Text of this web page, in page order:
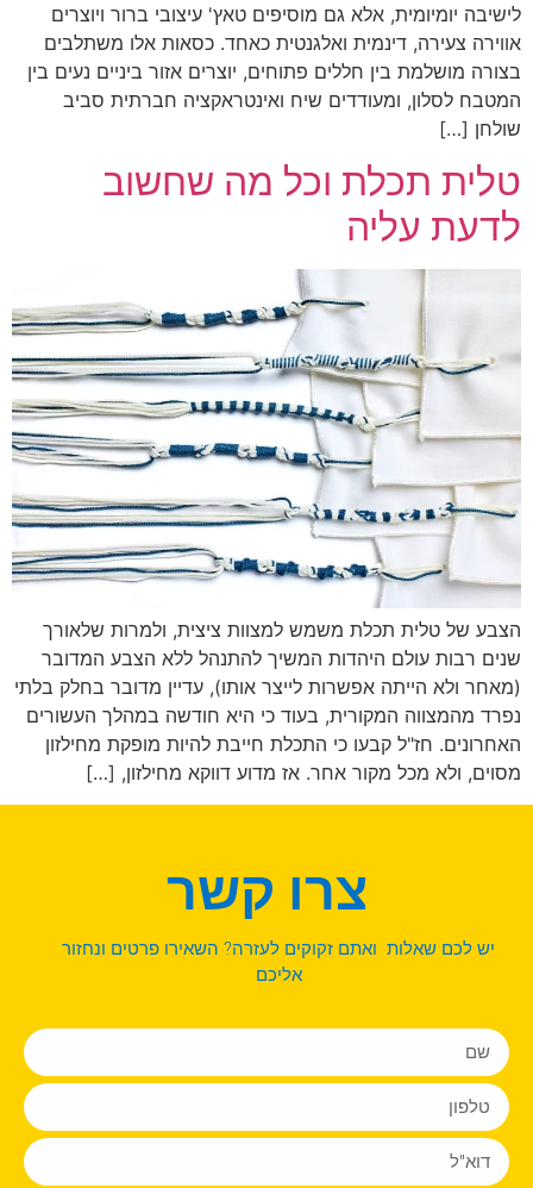
לישיבה יומיומית, אלא גם מוסיפים טאץ' עיצובי ברור ויוצרים
אווירה צעירה, דינמית ואלגנטית כאחד. כסאות אלו משתלבים
בצורה מושלמת בין חללים פתוחים, יוצרים אזור ביניים נעים בין
המטבח לסלון, ומעודדים שיח ואינטראקציה חברתית סביב
שולחן […]
טלית תכלת וכל מה שחשוב
לדעת עליה
הצבע של טלית תכלת משמש למצוות ציצית, ולמרות שלאורך
שנים רבות עולם היהדות המשיך להתנהל ללא הצבע המדובר
(מאחר ולא הייתה אפשרות לייצר אותו), עדיין מדובר בחלק בלתי
נפרד מהמצווה המקורית, בעוד כי היא חודשה במהלך העשורים
האחרונים. חז"ל קבעו כי התכלת חייבת להיות מופקת מחילזון
מסוים, ולא מכל מקור אחר. אז מדוע דווקא מחילזון, […]
צרו קשר
יש לכם שאלות ואתם זקוקים לעזרה? השאירו פרטים ונחזור
אליכם